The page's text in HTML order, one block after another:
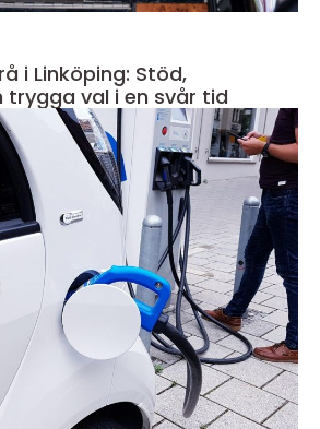
i Linköping: Stöd,
trygga val i en svår tid